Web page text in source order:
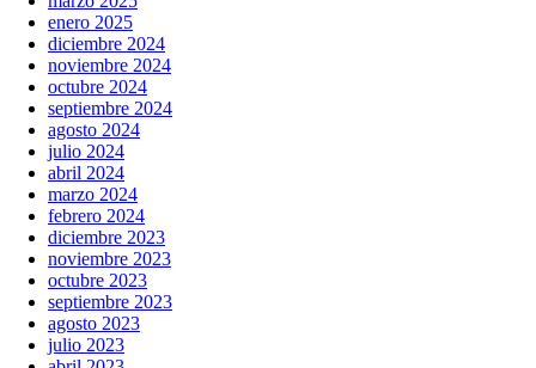
enero 2025
diciembre 2024
noviembre 2024
octubre 2024
septiembre 2024
agosto 2024
julio 2024
abril 2024
marzo 2024
febrero 2024
diciembre 2023
noviembre 2023
octubre 2023
septiembre 2023
agosto 2023
julio 2023